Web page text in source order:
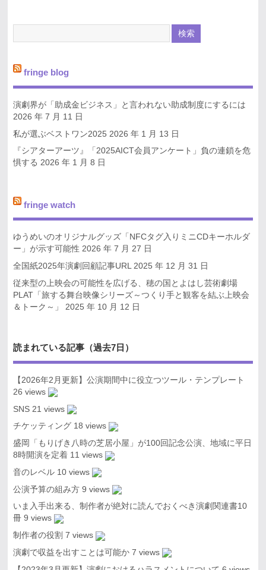
fringe blog
演劇界が「助成金ビジネス」と言われない助成制度にするには
2026 年 7 月 11 日
私が選ぶベストワン2025 2026 年 1 月 13 日
『シアターアーツ』「2025AICT会員アンケート」負の連鎖を危
惧する 2026 年 1 月 8 日
fringe watch
ゆうめいのオリジナルグッズ「NFCタグ入りミニCDキーホルダ
ー」が示す可能性 2026 年 7 月 27 日
全国紙2025年演劇回顧記事URL
2025 年 12 月 31 日
従来型の上映会の可能性を広げる、穂の国とよはし芸術劇場
PLAT「旅する舞台映像シリーズ～つくり手と観客を結ぶ上映会
＆トーク～」
2025 年 10 月 12 日
読まれている記事（過去7日）
【2026年2月更新】公演期間中に役立つツール・テンプレート
26 views
SNS 21 views
チケッティング 18 views
盛岡「もりげき八時の芝居小屋」が100回記念公演、地域に平日
8時開演を定着 11 views
音のレベル 10 views
公演予算の組み方 9 views
いま入手出来る、制作者が絶対に読んでおくべき演劇関連書10
冊 9 views
制作者の役割 7 views
演劇で収益を出すことは可能か 7 views